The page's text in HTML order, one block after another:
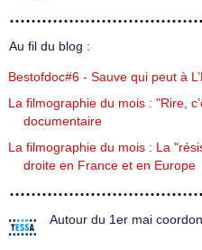
Au fil du blog :
Bestofdoc#6 - Sauve qui peut à
La filmographie du mois : "Rire,
documentaire
La filmographie du mois : La
droite en France et en Europe
Autour du 1er mai